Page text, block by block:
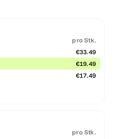
pro Stk.
€33.49
€19.49
€17.49
pro Stk.